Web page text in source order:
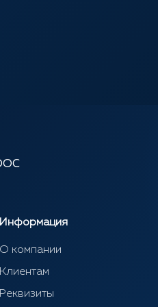
Информация
О компании
Клиентам
Реквизиты